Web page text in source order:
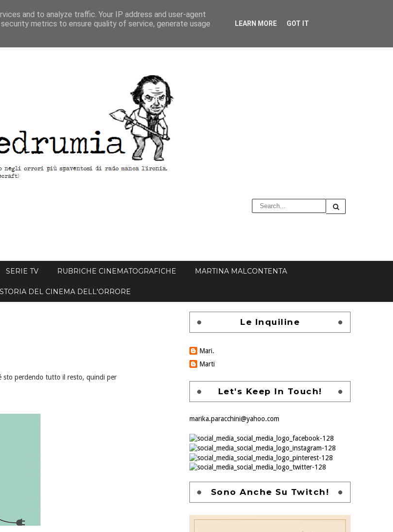
SERIE TV RUBRICHE CINEMATOGRAFICHE MARTINA MALCONTENTA
STORIA DEL CINEMA DELL'ORRORE
sto perdendo tutto il resto, quindi per
Le Inquiline
Mari.
Marti
Let's Keep In Touch!
marika.paracchini@yahoo.com
Sono Anche Su Twitch!
and to analyze traffic. Your IP address and user-agent
metrics to ensure quality of service, generate usage
LEARN MORE GOT IT